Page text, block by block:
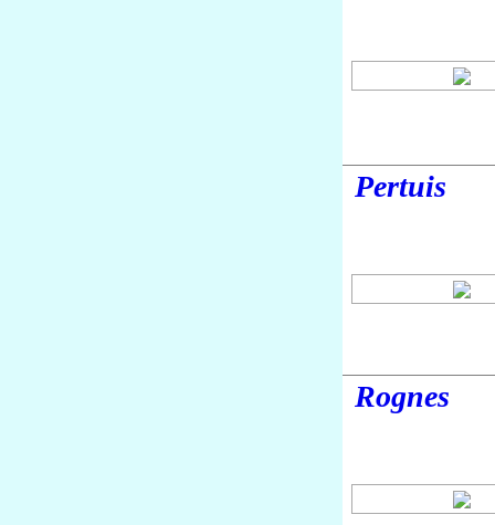
Pertuis
Rognes